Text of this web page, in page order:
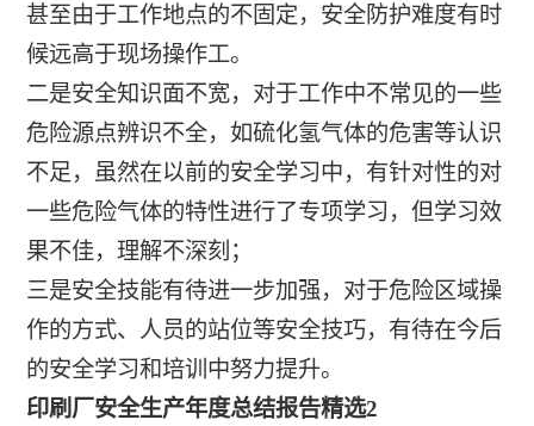
甚至由于工作地点的不固定，安全防护难度有时
候远高于现场操作工。
二是安全知识面不宽，对于工作中不常见的一些
危险源点辨识不全，如硫化氢气体的危害等认识
不足，虽然在以前的安全学习中，有针对性的对
一些危险气体的特性进行了专项学习，但学习效
果不佳，理解不深刻；
三是安全技能有待进一步加强，对于危险区域操
作的方式、人员的站位等安全技巧，有待在今后
的安全学习和培训中努力提升。
印刷厂安全生产年度总结报告精选2